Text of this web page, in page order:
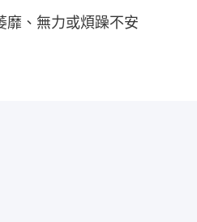
靡、無力或煩躁不安